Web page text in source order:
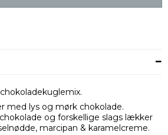
med lys og mørk chokolade.
og forskellige slags lækker
marcipan & karamelcreme.